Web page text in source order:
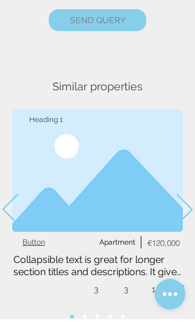
SEND QUERY
Similar properties
Heading 1
Apartment
Button €120,000
Collapsible text is great for longer
section titles and descriptions. It gives
people access to all the info they
need, while keeping your layout
clean. Link your text to anything, or
set your text box to expand on click.
3 3 1,234 m²